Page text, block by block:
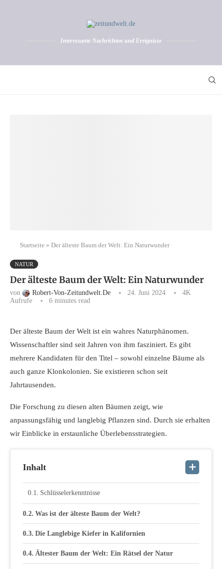
Interessante Nachrichten und Ereignisse
Startseite » Der älteste Baum der Welt: Ein Naturwunder
NATUR
Der älteste Baum der Welt: Ein Naturwunder
von Robert-Von-Zeitundwelt.de 24. Juni 2024
4K
Aufrufe
6 minutes read
Der älteste Baum der Welt ist ein wahres Naturphänomen.
Wissenschaftler sind seit Jahren von ihm fasziniert. Es gibt
mehrere Kandidaten für den Titel – sowohl einzelne Bäume als
auch ganze Klonkolonien. Sie existieren schon seit
Jahrtausenden.
Die Forschung zu diesen alten Bäumen zeigt, wie
anpassungsfähig und langlebig Pflanzen sind. Durch sie erhalten
wir Einblicke in erstaunliche Überlebensstrategien.
Inhalt
Schlüsselerkenntnisse
Was ist der älteste Baum der Welt?
Die Langlebige Kiefer in Kalifornien
Ältester Baum der Welt: Ein Rätsel der Natur